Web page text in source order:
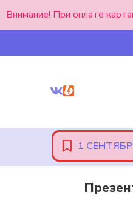
Внимание! При оплате
1